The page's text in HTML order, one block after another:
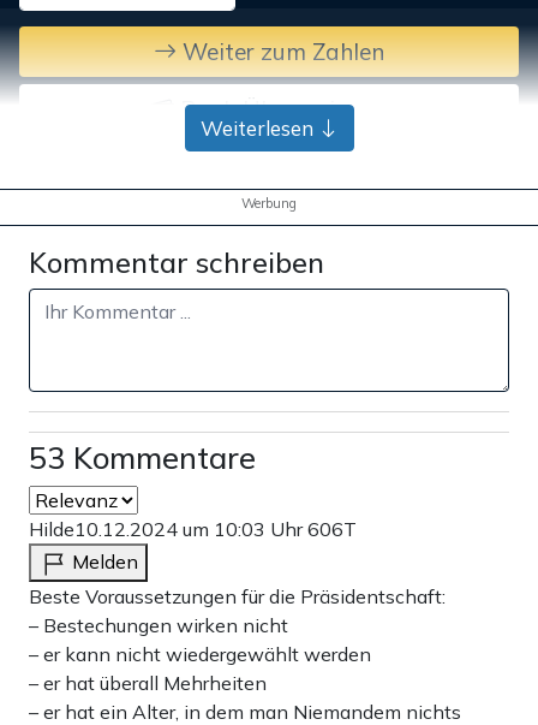
Weiter zum Zahlen
Bank-Überweisung
Weiterlesen
Werbung
Kommentar schreiben
53 Kommentare
Hilde10.12.2024 um 10:03 Uhr606T
Melden
Beste Voraussetzungen für die Präsidentschaft:
– Bestechungen wirken nicht
– er kann nicht wiedergewählt werden
– er hat überall Mehrheiten
– er hat ein Alter, in dem man Niemandem nichts